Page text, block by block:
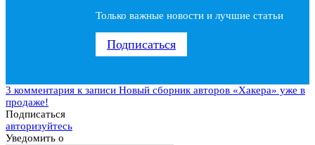
Только важные новости и лучшие статьи
Подписаться
3 комментария к записи Новый сборник авторов «Хакера» уже в
продаже!
Подписаться
авторизуйтесь
Уведомить о